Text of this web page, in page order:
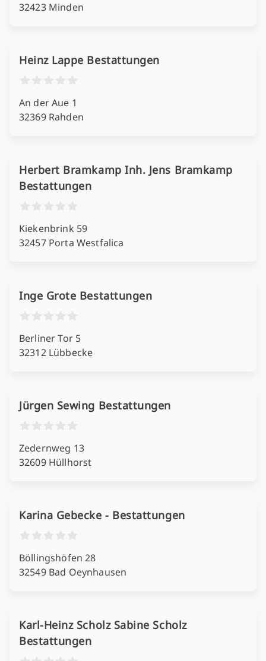
32423 Minden
Heinz Lappe Bestattungen
An der Aue 1
32369 Rahden
Herbert Bramkamp Inh. Jens Bramkamp
Bestattungen
Kiekenbrink 59
32457 Porta Westfalica
Inge Grote Bestattungen
Berliner Tor 5
32312 Lübbecke
Jürgen Sewing Bestattungen
Zedernweg 13
32609 Hüllhorst
Karina Gebecke - Bestattungen
Böllingshöfen 28
32549 Bad Oeynhausen
Karl-Heinz Scholz Sabine Scholz
Bestattungen